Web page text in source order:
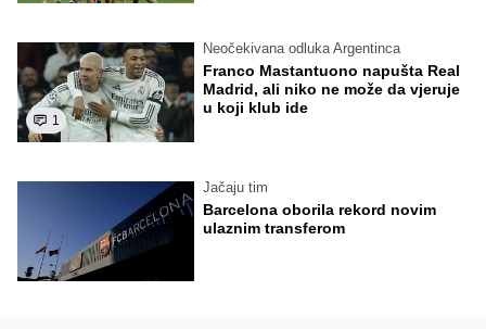
1
Neočekivana odluka Argentinca
Franco Mastantuono napušta Real
Madrid, ali niko ne može da vjeruje
u koji klub ide
Jačaju tim
Barcelona oborila rekord novim
ulaznim transferom